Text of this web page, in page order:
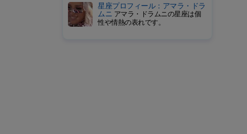
星座プロフィール：アマラ・ドラ
ムニ アマラ・ドラムニの星座は個
性や情熱の表れです。